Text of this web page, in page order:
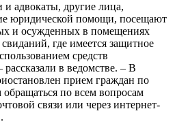
и адвокаты, другие лица,
юридической помощи, посещают
и осужденных в помещениях
где имеется защитное
средств
в ведомстве. – В
прием граждан по
по всем вопросам
связи или через интернет-